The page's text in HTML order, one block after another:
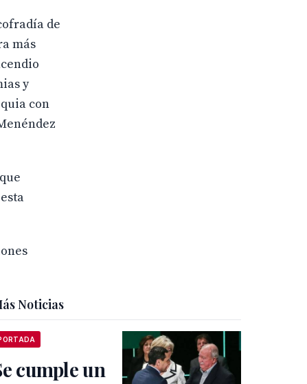
de
más
y
con
Noticias
cumple un